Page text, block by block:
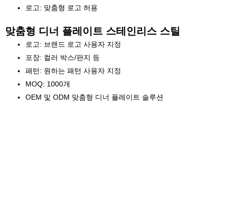
로고: 맞춤형 로고 허용
맞춤형 디너 플레이트 스테인리스 스틸
로고: 브랜드 로고 사용자 지정
포장: 컬러 박스/판지 등
패턴: 원하는 패턴 사용자 지정
MOQ: 1000개
OEM 및 ODM 맞춤형 디너 플레이트 솔루션